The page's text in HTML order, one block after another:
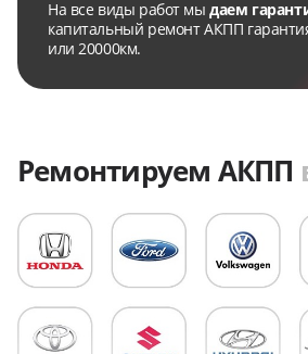
На все виды работ мыдаем
капитальный ремонт АКПП
или 20000км.
Ремонтируем АКПП